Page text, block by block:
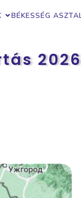
BÉKESSÉG